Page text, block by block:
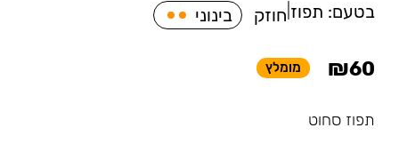
בטעם: תפוז חוזק בינוני
₪60 מומלץ
תפוז סחוט